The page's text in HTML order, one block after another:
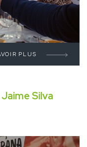
PLUS
Silva